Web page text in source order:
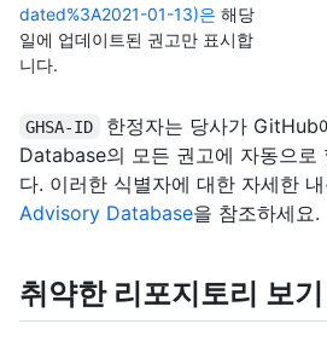
dated%3A2021-01-13)은 해당
일에 업데이트된 권고만 표시합
니다.
GHSA-ID
한정자는 당사가
Database의 모든 권고에 자동으로
다. 이러한 식별자에 대한 자세한
Advisory Database을 참조하세요.
취약한 리포지토리 보기